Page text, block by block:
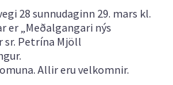
28 sunnudaginn 29. mars kl.
er „Meðalgangari nýs
sr. Petrína Mjöll
Allir eru velkomnir.